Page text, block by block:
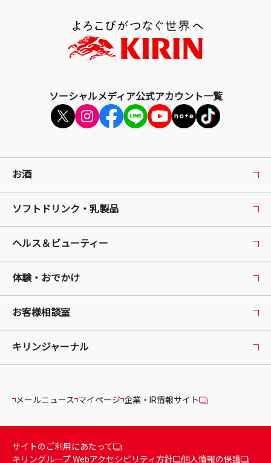
ソーシャルメディア公式アカウント一覧
お酒
ソフトドリンク・乳製品
ヘルス＆ビューティー
体験・おでかけ
お客様相談室
キリンジャーナル
メールニュース マイページ 企業・IR情報サイト
サイトのご利用にあたって
キリングループ Webアクセシビリティ方針
個人情報の保護